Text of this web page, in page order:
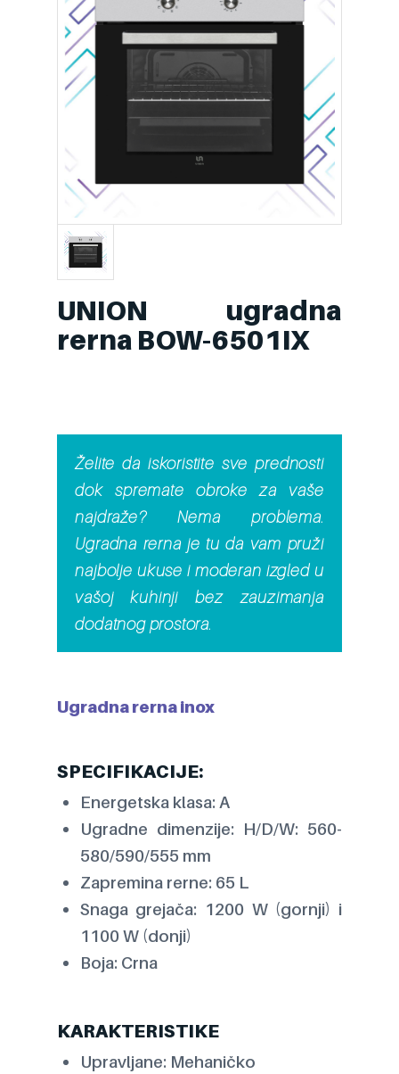
UNION ugradna
rerna BOW-6501IX
Želite da iskoristite sve prednosti
dok spremate obroke za vaše
najdraže? Nema problema.
Ugradna rerna je tu da vam pruži
najbolje ukuse i moderan izgled u
vašoj kuhinji bez zauzimanja
dodatnog prostora.
Ugradna rerna inox
SPECIFIKACIJE:
Energetska klasa: A
Ugradne dimenzije: H/D/W: 560-
580/590/555 mm
Zapremina rerne: 65 L
Snaga grejača: 1200 W (gornji) i
1100 W (donji)
Boja: Crna
KARAKTERISTIKE
Upravljane: Mehaničko